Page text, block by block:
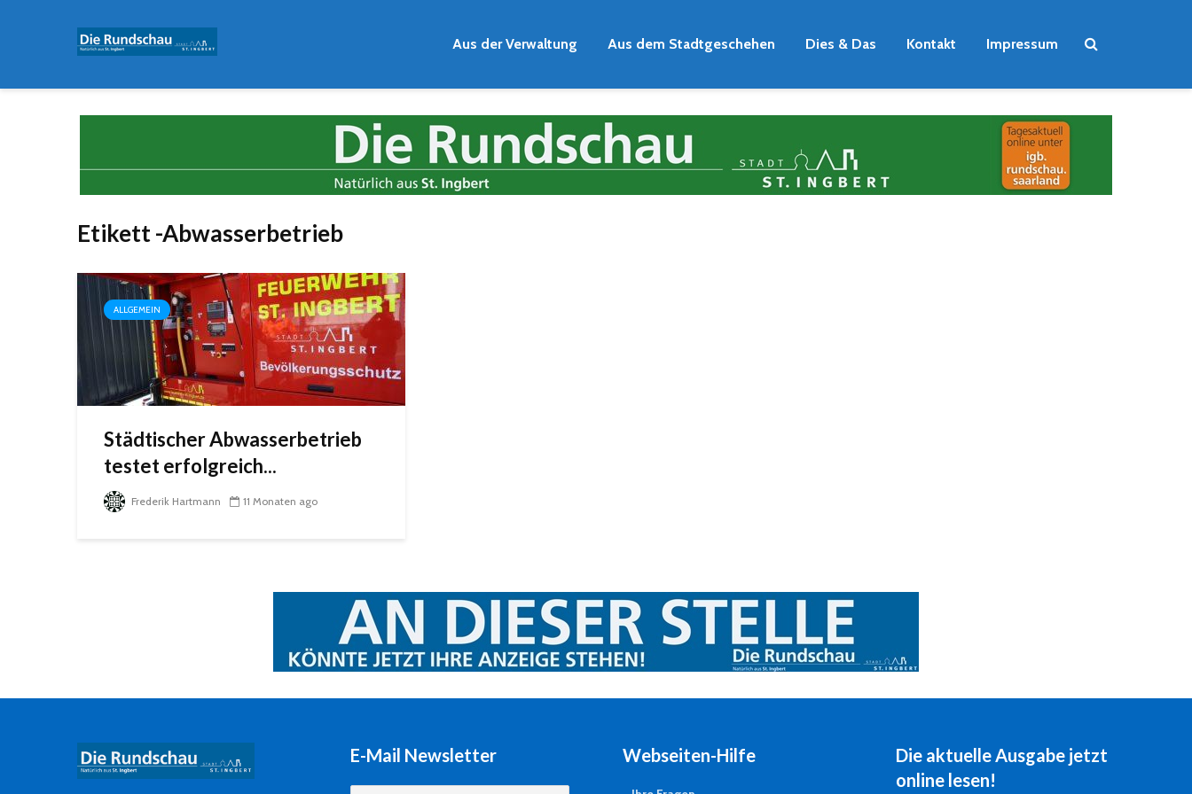
Aus der Verwaltung Aus dem Stadtgeschehen Dies & Das Kontakt Impressum
Etikett -Abwasserbetrieb
ALLGEMEIN
Städtischer Abwasserbetrieb
testet erfolgreich...
Frederik Hartmann 11 Monaten ago
E-Mail Newsletter Webseiten-Hilfe
Die aktuelle Ausgabe jetzt
online lesen!